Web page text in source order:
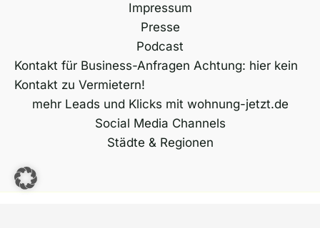
Impressum
Presse
Podcast
Kontakt für Business-Anfragen Achtung: hier kein
Kontakt zu Vermietern!
mehr Leads und Klicks mit wohnung-jetzt.de
Social Media Channels
Städte & Regionen